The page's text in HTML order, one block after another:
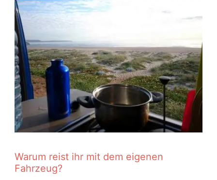
Warum reist ihr mit dem eigenen
Fahrzeug?